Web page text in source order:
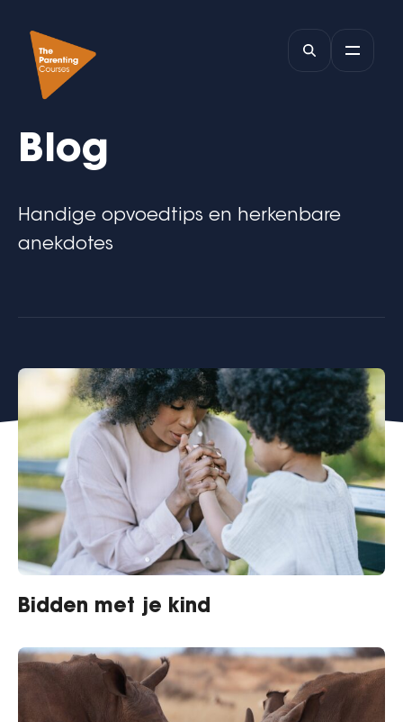
Blog
Handige opvoedtips en herkenbare
anekdotes
Bidden met je kind